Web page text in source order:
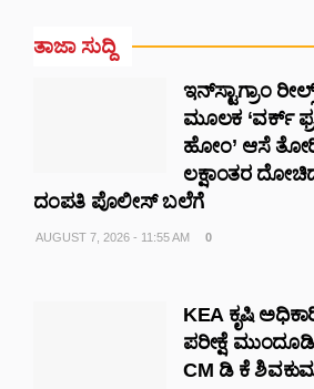
ತಾಜಾ ಸುದ್ದಿ
ಇನ್‌ಸ್ಟಾಗ್ರಾಂ
ಮೂಲಕ ‘ವರ್ಕ್
ಹೋಂ’ ಆಸೆ
ಲಕ್ಷಾಂತರ
ದಂಪತಿ ಪೊಲೀಸ್ ಬಲೆಗೆ
AUGUST 7, 2026 - 11:55 AM 0
KEA ಕೃಷಿ
ಪರೀಕ್ಷೆ
CM ಡಿ ಕೆ